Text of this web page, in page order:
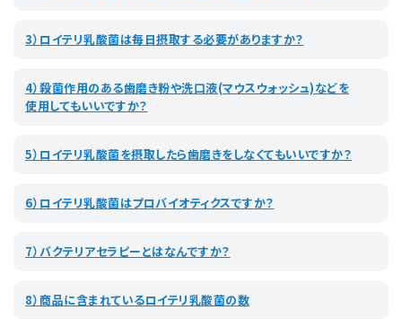
3）ロイテリ乳酸菌は毎日摂取する必要がありますか？
4）殺菌作用のある歯磨き粉や洗口液(マウスウォッシュ)などを
使用してもいいですか？
5）ロイテリ乳酸菌を摂取したら歯磨きをしなくてもいいですか？
6）ロイテリ乳酸菌はプロバイオティクスですか？
7）バクテリアセラピーとはなんですか？
8）商品に含まれているロイテリ乳酸菌の数